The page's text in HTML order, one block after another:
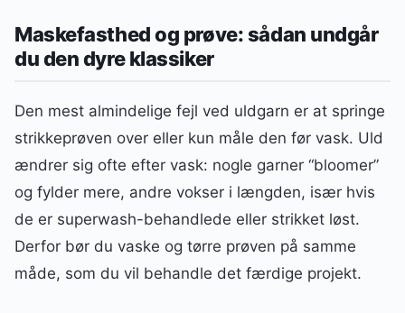
Maskefasthed og prøve: sådan undgår
du den dyre klassiker
Den mest almindelige fejl ved uldgarn er at springe
strikkeprøven over eller kun måle den før vask. Uld
ændrer sig ofte efter vask: nogle garner “bloomer”
og fylder mere, andre vokser i længden, især hvis
de er superwash-behandlede eller strikket løst.
Derfor bør du vaske og tørre prøven på samme
måde, som du vil behandle det færdige projekt.